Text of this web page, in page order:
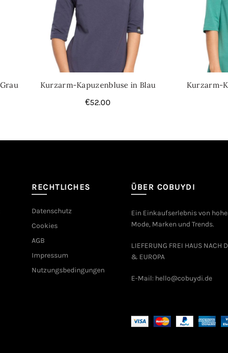
Kurzarm-Kapuzenbluse in Blau
€52.00
Kurzarm-
RECHTLICHES
Datenschutz
Cookies
AGB
Impressum
Nutzungsbedingungen
ÜBER COBUYDI
Ein Einkaufserlebnis von
Mode, Marken und Trends.
LIEFERUNG FREI HAUS NACH
& EUROPA
E-Mail: hello@cobuydi.de